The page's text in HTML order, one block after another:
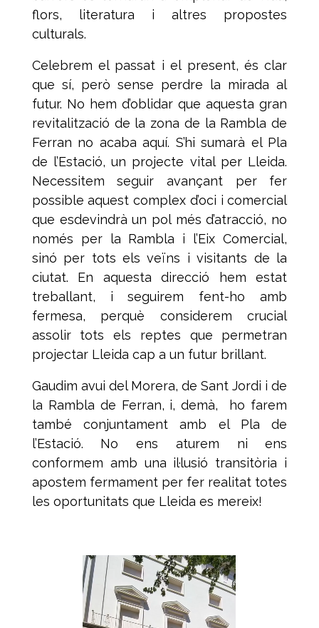
flors, literatura i altres propostes
culturals.
Celebrem el passat i el present, és clar
que sí, però sense perdre la mirada al
futur. No hem d’oblidar que aquesta gran
revitalització de la zona de la Rambla de
Ferran no acaba aquí. S’hi sumarà el Pla
de l’Estació, un projecte vital per Lleida.
Necessitem seguir avançant per fer
possible aquest complex d’oci i comercial
que esdevindrà un pol més d’atracció, no
només per la Rambla i l’Eix Comercial,
sinó per tots els veïns i visitants de la
ciutat. En aquesta direcció hem estat
treballant, i seguirem fent-ho amb
fermesa, perquè considerem crucial
assolir tots els reptes que permetran
projectar Lleida cap a un futur brillant.
Gaudim avui del Morera, de Sant Jordi i de
la Rambla de Ferran, i, demà, ho farem
també conjuntament amb el Pla de
l’Estació. No ens aturem ni ens
conformem amb una il·lusió transitòria i
apostem fermament per fer realitat totes
les oportunitats que Lleida es mereix!